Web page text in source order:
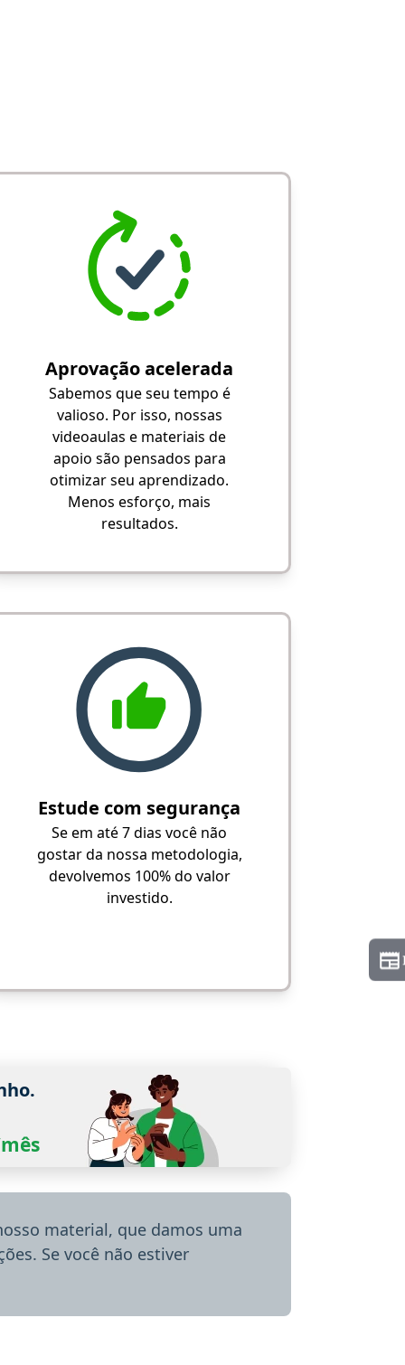
Aprovação acelerada
Sabemos que seu tempo é
valioso. Por isso, nossas
videoaulas e materiais de
apoio são pensados para
otimizar seu aprendizado.
Menos esforço, mais
resultados.
Estude com segurança
Se em até 7 dias você não
gostar da nossa metodologia,
devolvemos 100% do valor
investido.
material, que damos uma
Se você não estiver